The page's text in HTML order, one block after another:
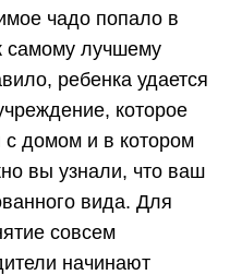
чадо попало в
самому лучшему
ребенка удается
которое
с домом и в котором
вы узнали, что ваш
вида. Для
совсем
начинают